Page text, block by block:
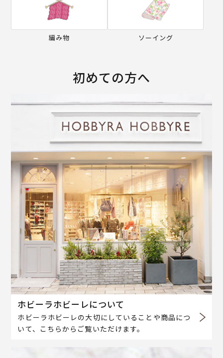
編み物 ソーイング
初めての方へ
ホビーラホビーレについて
ホビーラホビーレの大切にしていることや商品につ
いて、こちらからご覧いただけます。